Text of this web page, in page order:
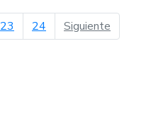
23 24 Siguientepágina